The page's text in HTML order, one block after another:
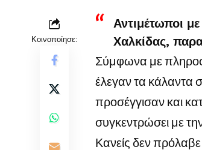
Κοινοποίησε:
Αντιμέτωποι
Χαλκίδας,
Σύμφωνα με
έλεγαν τα κάλαντα
προσέγγισαν και
συγκεντρώσει με
Κανείς δεν